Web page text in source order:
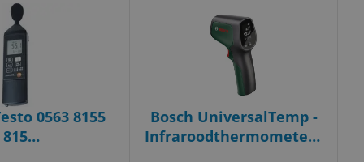
0563 8155
815
Bosch UniversalTemp -
Infraroodthermometer -